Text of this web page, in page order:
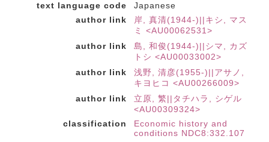
text language code
Japanese
author link
岸, 真清(1944-)||キシ, マス
ミ <AU00062531>
author link
島, 和俊(1944-)||シマ, カズ
トシ <AU00033002>
author link
浅野, 清彦(1955-)||アサノ,
キヨヒコ <AU00266009>
author link
立原, 繁||タチハラ, シゲル
<AU00309324>
classification
Economic history and
conditions NDC8:332.107